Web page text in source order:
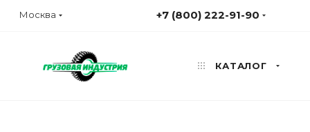
Москва +7 (800) 222-91-90
КАТАЛОГ